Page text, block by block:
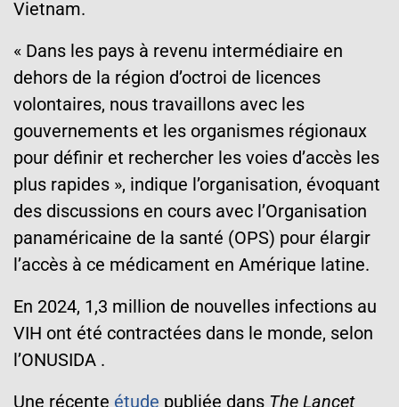
Vietnam.
« Dans les pays à revenu intermédiaire en
dehors de la région d’octroi de licences
volontaires, nous travaillons avec les
gouvernements et les organismes régionaux
pour définir et rechercher les voies d’accès les
plus rapides », indique l’organisation, évoquant
des discussions en cours avec l’Organisation
panaméricaine de la santé (OPS) pour élargir
l’accès à ce médicament en Amérique latine.
En 2024, 1,3 million de nouvelles infections au
VIH ont été contractées dans le monde, selon
l’ONUSIDA .
Une récente étude publiée dans The Lancet